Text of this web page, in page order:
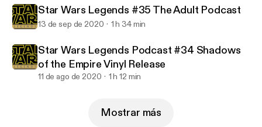
Star Wars Legends #35 The Adult Podcast
13 de sep de 2020 1 h 34 min
Star Wars Legends Podcast #34 Shadows
of the Empire Vinyl Release
11 de ago de 2020 1 h 12 min
Mostrar más